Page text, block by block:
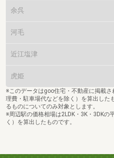
余呉
河毛
近江塩津
虎姫
※このデータはgoo住宅・不動産に掲載
理費・駐車場代などを除く）を算出した
るものについてのみ対象とします。
※周辺駅の価格相場は2LDK・3K・3DKの
く）を算出したものです。